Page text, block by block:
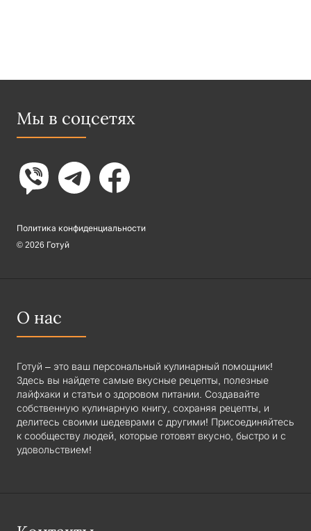
Мы в соцсетях
Политика конфиденциальности
© 2026 Готуй
О нас
Готуй – это ваш персональный кулинарный помощник!
Здесь вы найдете самые вкусные рецепты, полезные
лайфхаки и статьи о здоровом питании. Создавайте
собственную кулинарную книгу, сохраняя рецепты, и
делитесь своими шедеврами с другими! Присоединяйтесь
к сообществу людей, которые готовят вкусно, быстро и с
удовольствием!